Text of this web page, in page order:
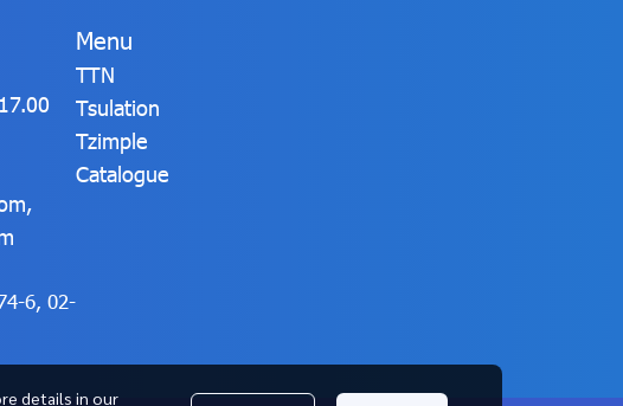
details in our
,
6, 02-
Menu
TTN
Tsulation
Tzimple
Catalogue